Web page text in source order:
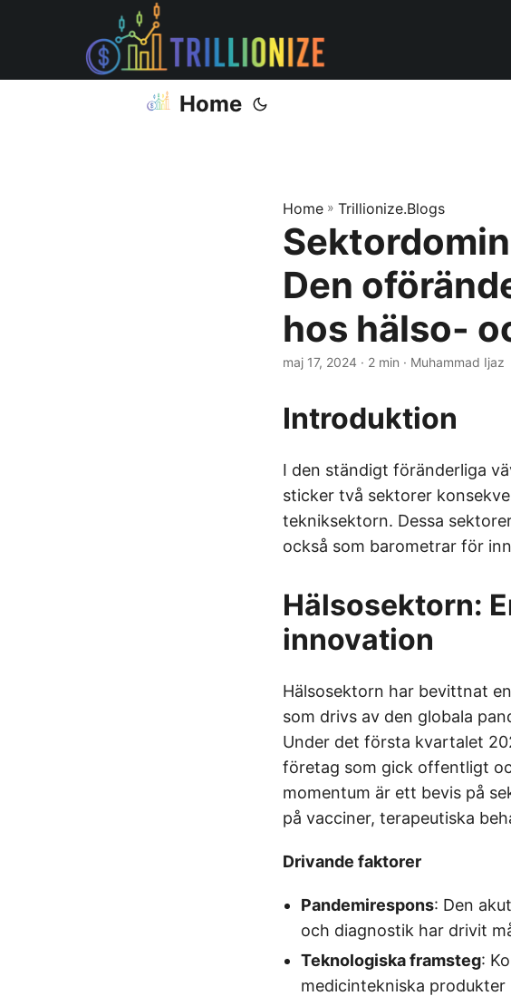
Home
Home » Trillionize.Blogs
Den
hos hälso-
maj 17, 2024 · 2 min · Muhammad Ijaz
Introduktion
I den ständigt föränderliga
sticker två sektorer
tekniksektorn. Dessa
också som barometrar för
Hälsosektorn:
innovation
Hälsosektorn har bevittnat
som drivs av den globala
Under det första kvartalet
företag som gick offentligt
momentum är ett bevis på
på vacciner, terapeutiska
Drivande faktorer
Pandemirespons: Den
och diagnostik har drivit
Teknologiska framsteg:
medicintekniska